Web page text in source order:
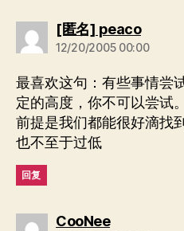
[匿名] peaco说：
12/20/2005 00:00
最喜欢这句：有些事情尝
定的高度，你不可以尝试。
前提是我们都能很好滴找
也不至于过低
回复
CooNee说：